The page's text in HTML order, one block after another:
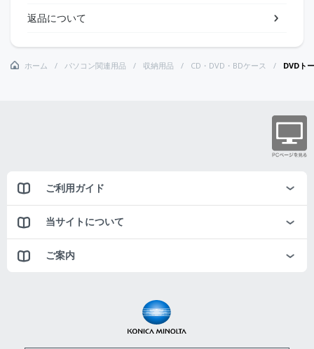
返品について
ホーム パソコン関連用品 収納用品 CD・DVD・BDケース DVDト
ご利用ガイド
当サイトについて
ご案内